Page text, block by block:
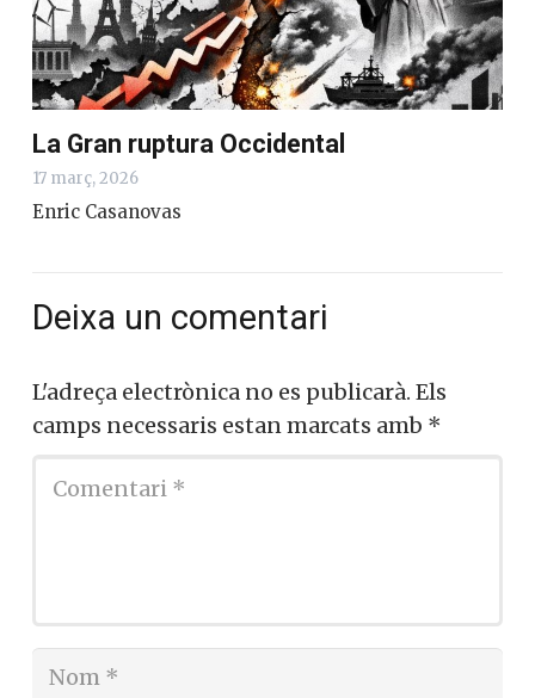
La Gran ruptura Occidental
17 març, 2026
Enric Casanovas
Deixa un comentari
L'adreça electrònica no es publicarà. Els
camps necessaris estan marcats amb *